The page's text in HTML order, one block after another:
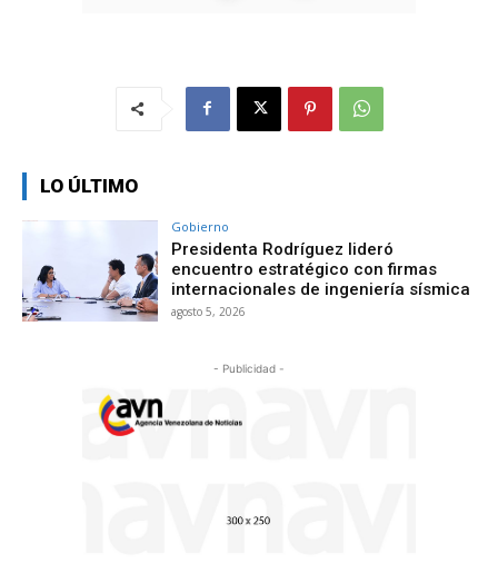
LO ÚLTIMO
Gobierno
Presidenta Rodríguez lideró
encuentro estratégico con firmas
internacionales de ingeniería sísmica
agosto 5, 2026
- Publicidad -